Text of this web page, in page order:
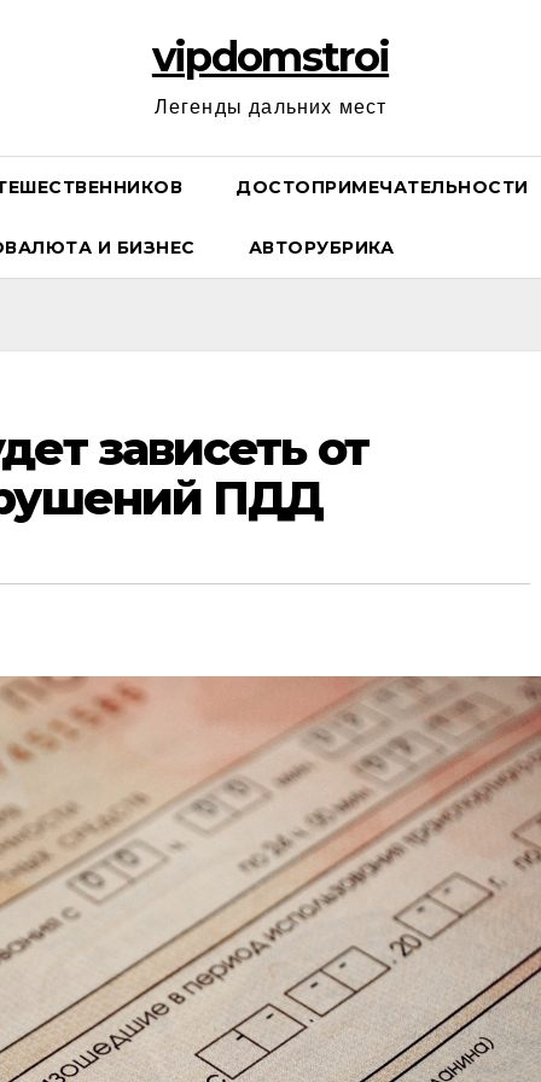
vipdomstroi
Легенды дальних мест
ДОСТОПРИМЕЧАТЕЛЬНОСТИ
И БИЗНЕС АВТОРУБРИКА
зависеть от
ПДД